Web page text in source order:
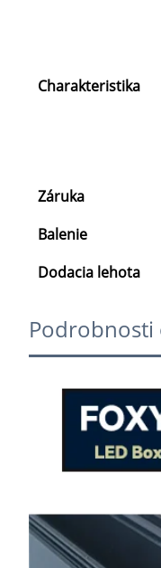
Charakteristika
Záruka
Balenie
Dodacia lehota